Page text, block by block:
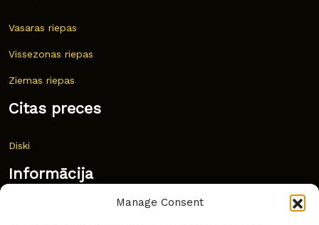
Manage Consent
Vasaras riepas
Vissezonas riepas
Ziemas riepas
Citas preces
Diski
Informācija